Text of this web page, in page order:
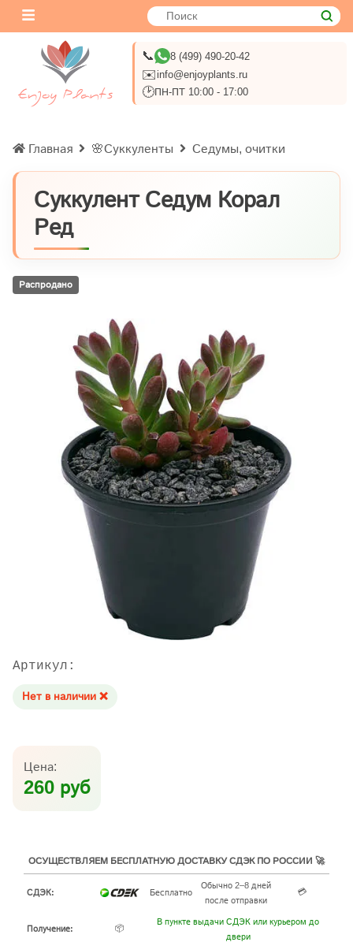
📞 8 (499) 490-20-42
✉️info@enjoyplants.ru
🕑ПН-ПТ 10:00 - 17:00
Главная 🌸Суккуленты Седумы, очитки
Суккулент Седум Корал
Ред
Распродано
Артикул:
Нет в наличии ❌
Цена:
260 руб
ОСУЩЕСТВЛЯЕМ БЕСПЛАТНУЮ ДОСТАВКУ СДЭК ПО РОССИИ 🚀
СДЭК: Бесплатно
Обычно 2–8 дней
после отправки
💳
Получение: 📦
В пункте выдачи СДЭК или курьером до
двери